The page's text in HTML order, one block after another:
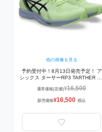
他の画像を見る
予約受付中！8月13日発売予定！ ア
シックス ターサーRP3 TARTHER RP
ズ ILLUMINATE YELLOW/BLACK
通常価格(定価)¥16,500
販売価格¥16,500 税込